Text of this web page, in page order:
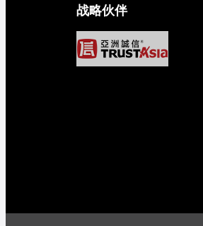
战略伙伴